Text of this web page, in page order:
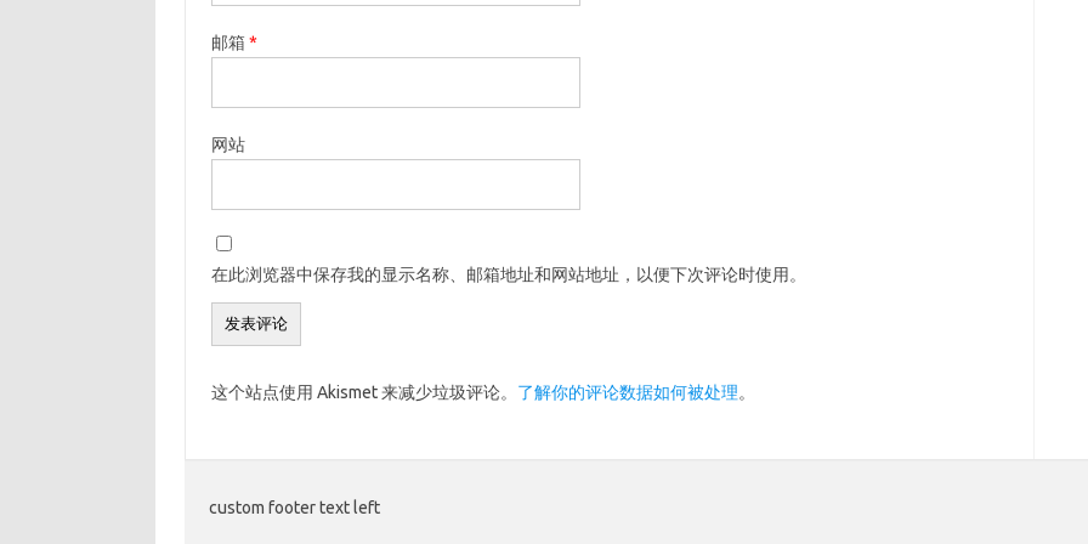
邮箱*
网站
在此浏览器中保存我的显示名称、邮箱地址和网站地址，以便下次评论时使用。
这个站点使用 Akismet 来减少垃圾评论。 了解你的评论数据如何被处理。
custom footer text left